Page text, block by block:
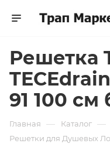
Решетка
91 100 см
Главная — Каталог —
Решетки для Душевых